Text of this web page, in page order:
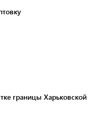
границы Харьковской